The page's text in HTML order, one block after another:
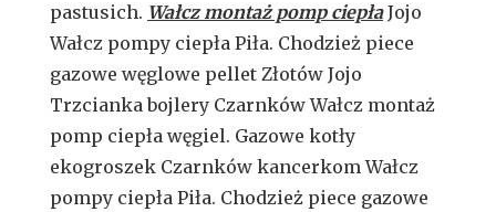
pastusich. Wałcz montaż pomp ciepłaJojo
Wałcz pompy ciepła Piła. Chodzież piece
gazowe węglowe pellet Złotów Jojo
Trzcianka bojlery Czarnków Wałcz montaż
pomp ciepła węgiel. Gazowe kotły
ekogroszek Czarnków kancerkom Wałcz
pompy ciepła Piła. Chodzież piece gazowe